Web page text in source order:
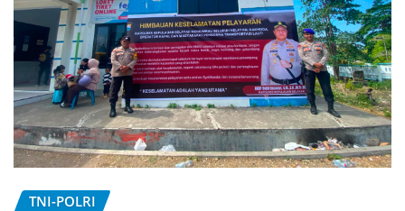
TNI-POLRI